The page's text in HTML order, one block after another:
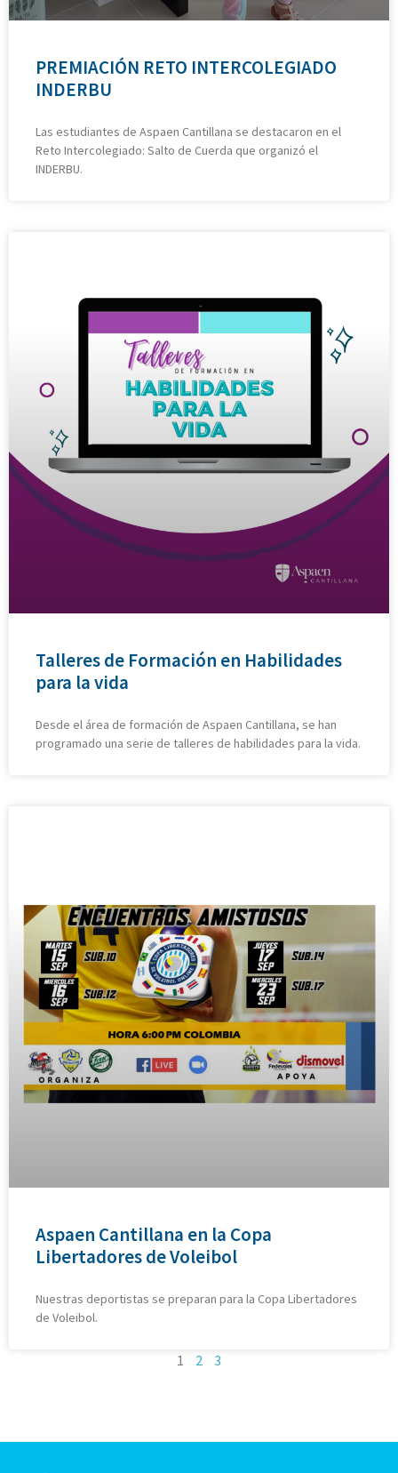
PREMIACIÓN RETO INTERCOLEGIADO
INDERBU
Las estudiantes de Aspaen Cantillana se destacaron en el
Reto Intercolegiado: Salto de Cuerda que organizó el
INDERBU.
Talleres de Formación en Habilidades
para la vida
Desde el área de formación de Aspaen Cantillana, se han
programado una serie de talleres de habilidades para la vida.
Aspaen Cantillana en la Copa
Libertadores de Voleibol
Nuestras deportistas se preparan para la Copa Libertadores
de Voleibol.
1 2 3